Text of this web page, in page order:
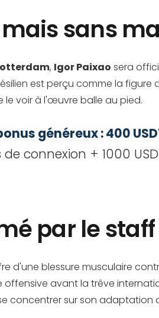
sans
, Igor Paixao sera
est perçu comme la
le voir à l'œuvre balle au pied.
généreux : 400
de connexion + 1000
par le staff
d'une blessure musculaire
avant la trêve
concentrer sur son adaptation